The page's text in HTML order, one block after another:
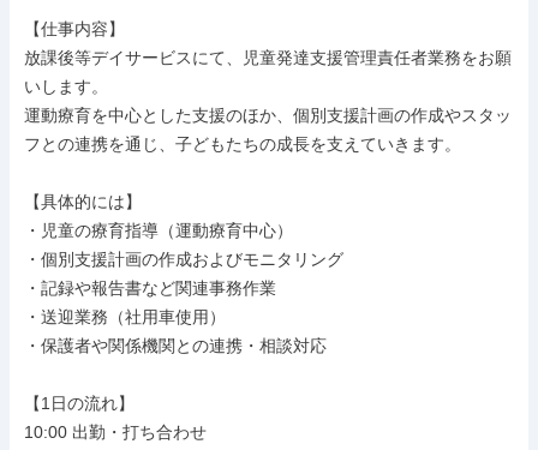
【仕事内容】
放課後等デイサービスにて、児童発達支援管理責任者業務をお願
いします。
運動療育を中心とした支援のほか、個別支援計画の作成やスタッ
フとの連携を通じ、子どもたちの成長を支えていきます。
【具体的には】
・児童の療育指導（運動療育中心）
・個別支援計画の作成およびモニタリング
・記録や報告書など関連事務作業
・送迎業務（社用車使用）
・保護者や関係機関との連携・相談対応
【1日の流れ】
10:00 出勤・打ち合わせ